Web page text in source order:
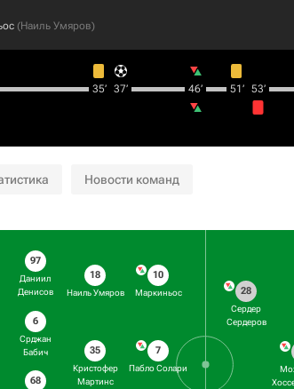
(Наиль Умяров)
35‎’‎ 37‎’‎ 46‎’‎ 51‎’‎ 53‎’‎
Новости команд
97
Даниил
Денисов
6
Срджан
Бабич
68
18
Наиль Умяров
35
Кристофер
Мартинс
10
Маркиньос
7
Пабло Солари
28
Сердер
Сердеров